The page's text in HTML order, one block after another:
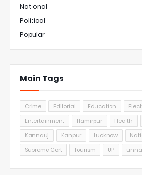
National
Political
Popular
Main Tags
Crime Editorial Education
Entertainment
Hamirpur Health
Kannauj
Kanpur Lucknow
Supreme Cort
Tourism UP